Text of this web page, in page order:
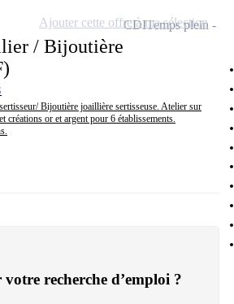
/ Bijoutière
Bijoutière joaillière sertisseuse. Atelier sur
créations or et argent pour 6 établissements.
CDITemps plein
Ajouter cette offre à ma sélection
recherche d’emploi ?